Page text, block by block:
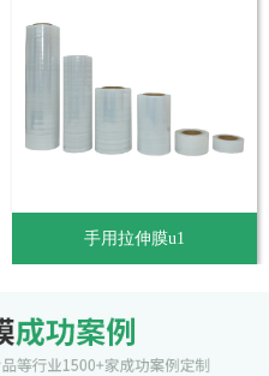
手用拉伸膜u1